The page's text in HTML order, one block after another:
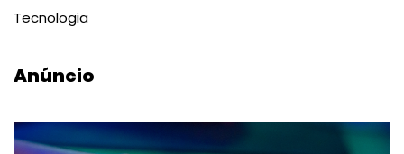
Tecnologia
Anúncio